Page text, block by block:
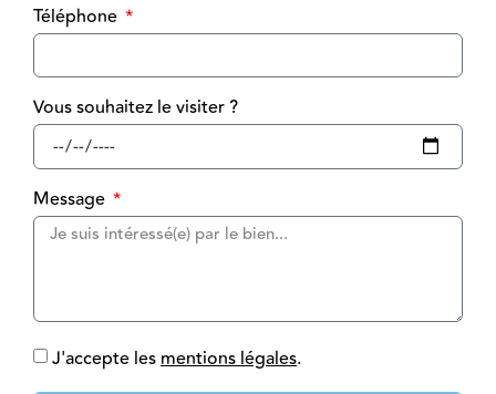
Téléphone
Vous souhaitez le visiter ?
Message
J'accepte les mentions légales.